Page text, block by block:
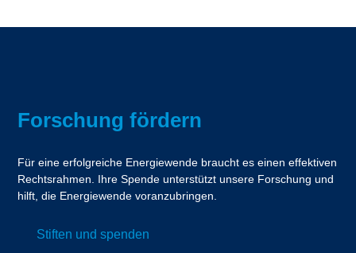
Forschung fördern
Für eine erfolgreiche Energiewende braucht es einen effektiven
Rechtsrahmen. Ihre Spende unterstützt unsere Forschung und
hilft, die Energiewende voranzubringen.
Stiften und spenden